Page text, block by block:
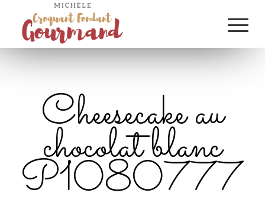
Cheesecake au
chocolat blanc
P1080777